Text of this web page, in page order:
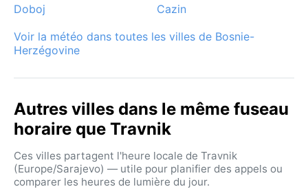
Doboj
Cazin
Voir la météo dans toutes les villes de Bosnie-
Herzégovine
Autres villes dans le même fuseau
horaire que Travnik
Ces villes partagent l'heure locale de Travnik
(Europe/Sarajevo) — utile pour planifier des appels ou
comparer les heures de lumière du jour.